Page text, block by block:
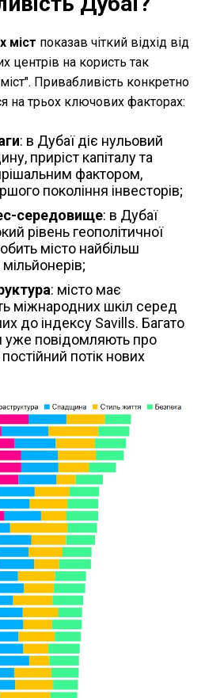
міст показав чіткий відхід від
центрів на користь так
Привабливість конкретно
на трьох ключових факторах:
: в Дубаї діє нульовий
приріст капіталу та
фактором,
покоління інвесторів;
середовище: в Дубаї
рівень геополітичної
місто найбільш
: місто має
міжнародних шкіл серед
до індексу Savills. Багато
уже повідомляють про
потік нових